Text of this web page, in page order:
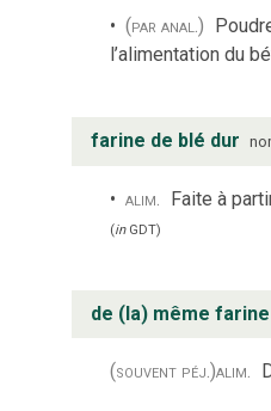
(par anal.)
l’alimentation du
farine de blé dur
alim. Faite à
(inGDT)
de (la) même farine
(souvent péj.)alim.